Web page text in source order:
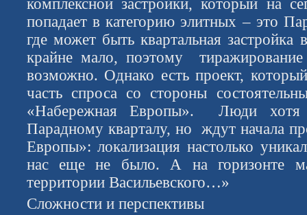
попадает в категорию элитных – это
где может быть квартальная застройка
крайне мало, поэтому
возможно. Однако есть проект,
часть спроса со стороны
«Набережная Европы». Люди хотя
Парадному кварталу, но ждут начала
Европы»: локализация настолько
нас еще не было. А на горизонте
территории Васильевского…»
Сложности и перспективы